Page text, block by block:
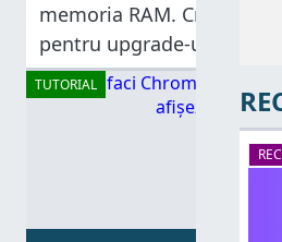
memoria RAM. Cresc nu
pentru upgrade-urile de
prețurile pentru
de RAM: laptopuri,
smartphone-uri, samd.
TUTORIAL